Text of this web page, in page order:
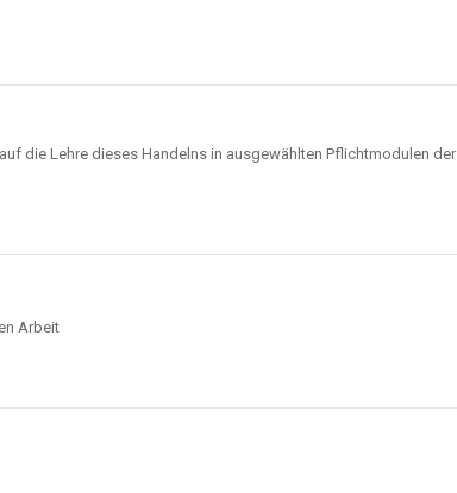
die Lehre dieses Handelns in ausgewählten Pflichtmodulen der
Arbeit